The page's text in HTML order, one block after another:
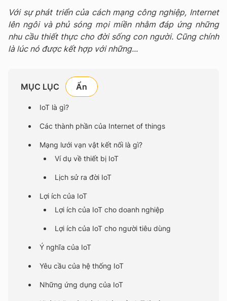
Với sự phát triển của cách mạng công nghiệp, Internet
lên ngôi và phủ sóng mọi miền nhằm đáp ứng những
nhu cầu thiết thực cho đời sống con người. Cũng chính
là lúc nó được kết hợp với những...
MỤC LỤC
IoT là gì?
Các thành phần của Internet of things
Mạng lưới vạn vật kết nối là gì?
Ví dụ về thiết bị IoT
Lịch sử ra đời IoT
Lợi ích của IoT
Lợi ích của IoT cho doanh nghiệp
Lợi ích của IoT cho người tiêu dùng
Ý nghĩa của IoT
Yêu cầu của hệ thống IoT
Những ứng dụng của IoT